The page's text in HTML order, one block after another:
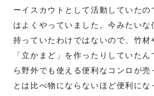
ーイスカウトとして活動していたの
はよくやっていました。今みたいな
持っていたわけではないので、竹材
「立かまど」を作ったりしていたん
ら野外でも使える便利なコンロが売
とは比べ物にならないほど便利にな